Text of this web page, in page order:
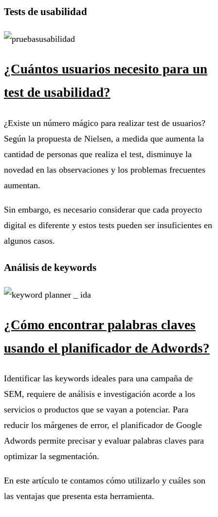
Tests de usabilidad
¿Cuántos usuarios necesito para un
test de usabilidad?
¿Existe un número mágico para realizar test de usuarios?
Según la propuesta de Nielsen, a medida que aumenta la
cantidad de personas que realiza el test, disminuye la
novedad en las observaciones y los problemas frecuentes
aumentan.
Sin embargo, es necesario considerar que cada proyecto
digital es diferente y estos tests pueden ser insuficientes en
algunos casos.
Análisis de keywords
¿Cómo encontrar palabras claves
usando el planificador de Adwords?
Identificar las keywords ideales para una campaña de
SEM, requiere de análisis e investigación acorde a los
servicios o productos que se vayan a potenciar. Para
reducir los márgenes de error, el planificador de Google
Adwords permite precisar y evaluar palabras claves para
optimizar la segmentación.
En este artículo te contamos cómo utilizarlo y cuáles son
las ventajas que presenta esta herramienta.